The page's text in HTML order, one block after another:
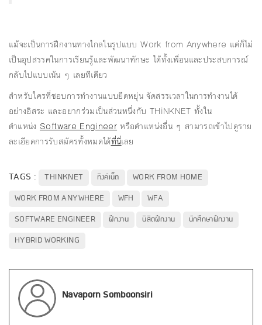
แม้จะเป็นการฝึกงานทางไกลในรูปแบบ Work from Anywhere แต่ก็ไม่
เป็นอุปสรรคในการเรียนรู้และพัฒนาทักษะ ได้ทั้งเพื่อนและประสบการณ์
กลับไปแบบเน้น ๆ เลยทีเดียว
สำหรับใครที่ชอบการทำงานแบบยืดหยุ่น จัดสรรเวลาในการทำงานได้
อย่างอิสระ และอยากร่วมเป็นส่วนหนึ่งกับ THiNKNET ทั้งใน
ตำแหน่ง Software Engineer หรือตำแหน่งอื่น ๆ สามารถเข้าไปดูราย
ละเอียดการรับสมัครทั้งหมดได้ที่นี่เลย
TAGS : THINKNET ทิงค์เน็ต
WORK FROM HOME
WORK FROM ANYWHERE
WFH
WFA
SOFTWARE ENGINEER
ฝึกงาน นิสิตฝึกงาน
นักศึกษาฝึกงาน
HYBRID WORKING
Navaporn Somboonsiri